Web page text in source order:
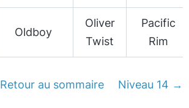
Oldboy
Oliver
Twist
Pacific
Rim
Retour au sommaire Niveau 14 →